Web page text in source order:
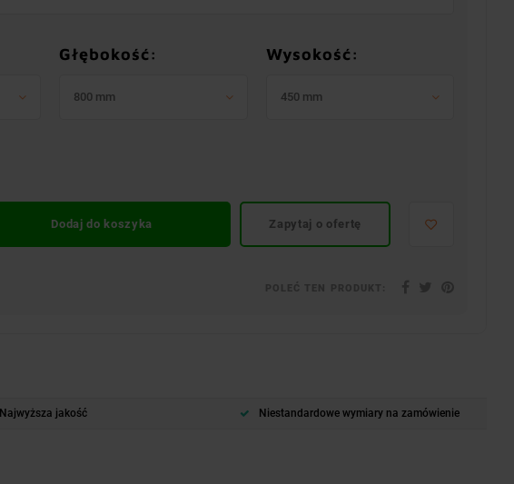
Głębokość:
800 mm
Wysokość:
450 mm
Dodaj do koszyka Zapytaj o ofertę
Najwyższa jakość Niestandardowe wymiary na zamówienie